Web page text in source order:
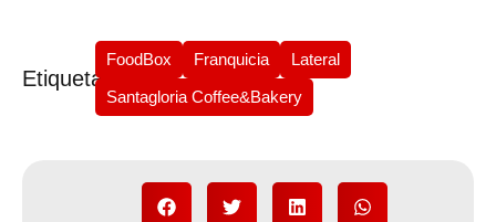
Etiquetas
FoodBox Franquicia Lateral
Santagloria Coffee&Bakery